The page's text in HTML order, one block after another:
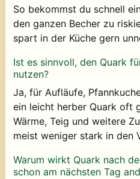
So bekommst du schnell
den ganzen Becher zu
spart in der Küche gern
Ist es sinnvoll, den Quark
nutzen?
Ja, für Aufläufe,
ein leicht herber Quark oft
Wärme, Teig und weitere
meist weniger stark in den
Warum wirkt Quark nach
schon am nächsten Tag